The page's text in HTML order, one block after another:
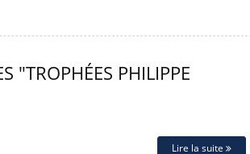
"TROPHÉES PHILIPPE
Lire la suite